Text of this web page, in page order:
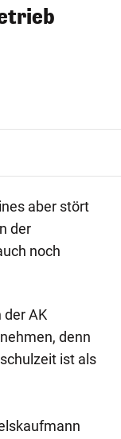
aber stört
der
noch
der AK
denn
ist als